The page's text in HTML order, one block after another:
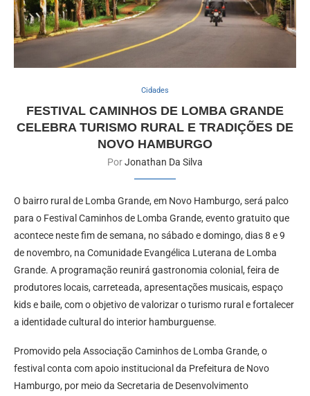
Cidades
FESTIVAL CAMINHOS DE LOMBA GRANDE
CELEBRA TURISMO RURAL E TRADIÇÕES DE
NOVO HAMBURGO
PorJonathan Da Silva
O bairro rural de Lomba Grande, em Novo Hamburgo, será palco
para o Festival Caminhos de Lomba Grande, evento gratuito que
acontece neste fim de semana, no sábado e domingo, dias 8 e 9
de novembro, na Comunidade Evangélica Luterana de Lomba
Grande. A programação reunirá gastronomia colonial, feira de
produtores locais, carreteada, apresentações musicais, espaço
kids e baile, com o objetivo de valorizar o turismo rural e fortalecer
a identidade cultural do interior hamburguense.
Promovido pela Associação Caminhos de Lomba Grande, o
festival conta com apoio institucional da Prefeitura de Novo
Hamburgo, por meio da Secretaria de Desenvolvimento